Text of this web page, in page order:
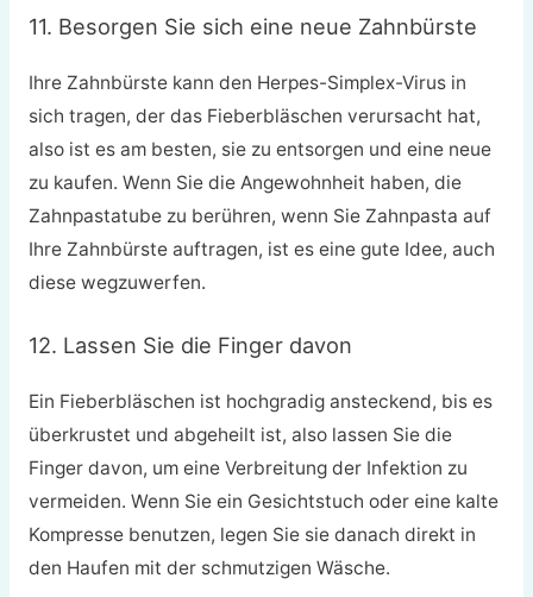
11. Besorgen Sie sich eine neue Zahnbürste
Ihre Zahnbürste kann den Herpes-Simplex-Virus in
sich tragen, der das Fieberbläschen verursacht hat,
also ist es am besten, sie zu entsorgen und eine neue
zu kaufen. Wenn Sie die Angewohnheit haben, die
Zahnpastatube zu berühren, wenn Sie Zahnpasta auf
Ihre Zahnbürste auftragen, ist es eine gute Idee, auch
diese wegzuwerfen.
12. Lassen Sie die Finger davon
Ein Fieberbläschen ist hochgradig ansteckend, bis es
überkrustet und abgeheilt ist, also lassen Sie die
Finger davon, um eine Verbreitung der Infektion zu
vermeiden. Wenn Sie ein Gesichtstuch oder eine kalte
Kompresse benutzen, legen Sie sie danach direkt in
den Haufen mit der schmutzigen Wäsche.